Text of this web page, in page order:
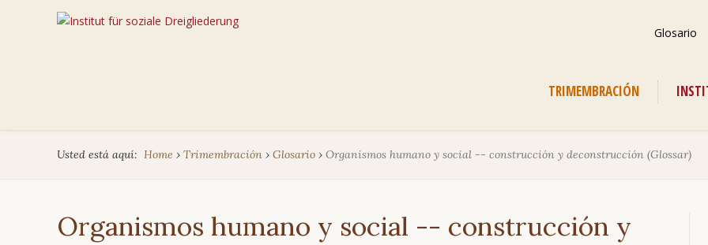
navegación
Glosario
SaltarTRIMEMBRACIÓN
Usted está aquí: Home › Trimembración › Glosario › Organismos humano y social -- construcción y deconstrucción (Glossar)
Organismos humano y social -- construcción y